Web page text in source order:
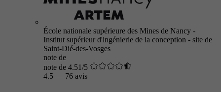
École nationale supérieure des Mines de Nancy -
Institut supérieur d'ingénierie de la conception - site de
Saint-Dié-des-Vosges
note de
note de 4.51/5
4.5 — 76 avis